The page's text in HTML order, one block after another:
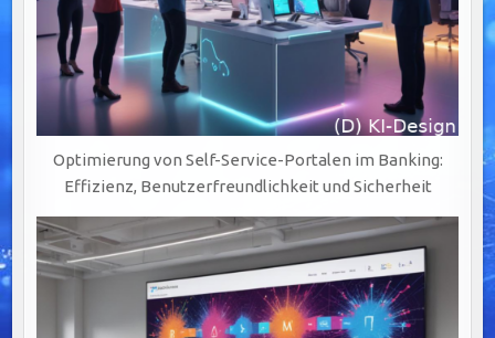
Optimierung von Self-Service-Portalen im Banking:
Effizienz, Benutzerfreundlichkeit und Sicherheit